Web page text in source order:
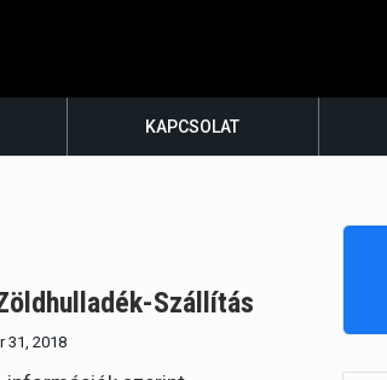
KAPCSOLAT
Szállítás
31, 2018